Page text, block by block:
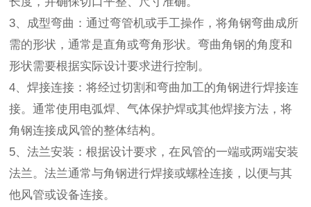
3、成型弯曲：通过弯管机或手工操作，将角钢弯曲成所
需的形状，通常是直角或弯角形状。弯曲角钢的角度和
形状需要根据实际设计要求进行控制。
4、焊接连接：将经过切割和弯曲加工的角钢进行焊接连
接。通常使用电弧焊、气体保护焊或其他焊接方法，将
角钢连接成风管的整体结构。
5、法兰安装：根据设计要求，在风管的一端或两端安装
法兰。法兰通常与角钢进行焊接或螺栓连接，以便与其
他风管或设备连接。